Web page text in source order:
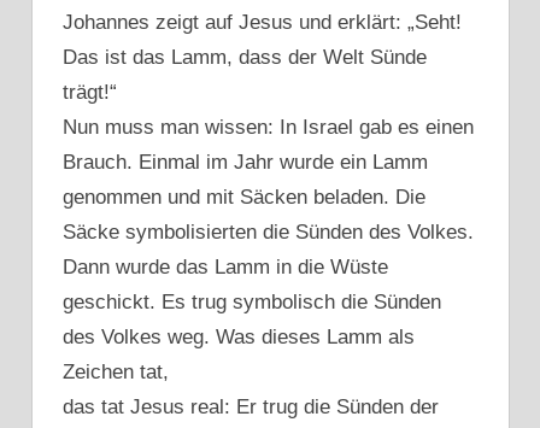
Johannes zeigt auf Jesus und erklärt: „Seht!
Das ist das Lamm, dass der Welt Sünde
trägt!“
Nun muss man wissen: In Israel gab es einen
Brauch. Einmal im Jahr wurde ein Lamm
genommen und mit Säcken beladen. Die
Säcke symbolisierten die Sünden des Volkes.
Dann wurde das Lamm in die Wüste
geschickt. Es trug symbolisch die Sünden
des Volkes weg. Was dieses Lamm als
Zeichen tat,
das tat Jesus real: Er trug die Sünden der